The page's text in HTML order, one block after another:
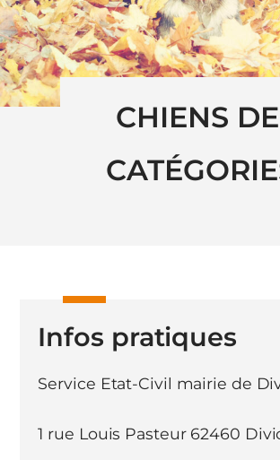
CHIENS DE
Infos pratiques
Service Etat-Civil mairie de
1 rue Louis Pasteur 62460